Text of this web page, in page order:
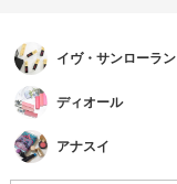
イヴ・サンローラン
ディオール
アナスイ